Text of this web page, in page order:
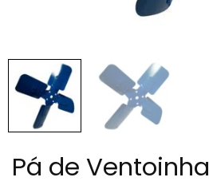
Pá de Ventoinha